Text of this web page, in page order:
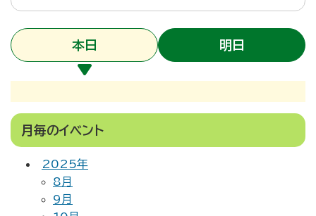
本日 明日
月毎のイベント
2025年
8月
9月